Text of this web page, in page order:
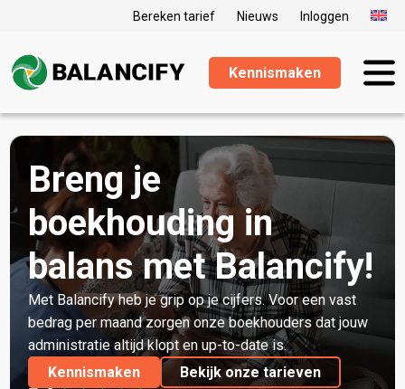
Bereken tarief Nieuws Inloggen
Kennismaken
Breng je
boekhouding in
balans met Balancify!
Met Balancify heb je grip op je cijfers. Voor een vast
bedrag per maand zorgen onze boekhouders dat jouw
administratie altijd klopt en up-to-date is.
Kennismaken
Bekijk onze tarieven